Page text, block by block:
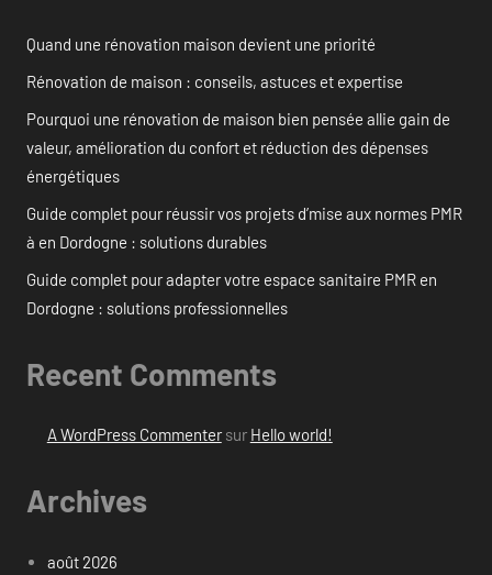
Quand une rénovation maison devient une priorité
Rénovation de maison : conseils, astuces et expertise
Pourquoi une rénovation de maison bien pensée allie gain de
valeur, amélioration du confort et réduction des dépenses
énergétiques
Guide complet pour réussir vos projets d’mise aux normes PMR
à en Dordogne : solutions durables
Guide complet pour adapter votre espace sanitaire PMR en
Dordogne : solutions professionnelles
Recent Comments
A WordPress Commentersur Hello world!
Archives
août 2026